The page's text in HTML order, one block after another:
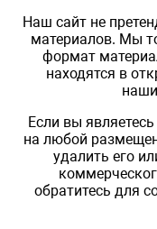
Наш сайт не
материалов. Мы
формат
находятся в
Если вы
на любой
удалить его
обратитесь для